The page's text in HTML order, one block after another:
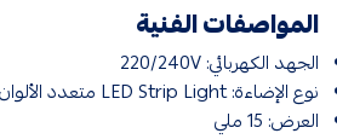
المواصفات الفنية
الجهد الكهربائي: 220/240V
نوع الإضاءة: LED Strip Light متعدد الألوان
العرض: 15 ملي